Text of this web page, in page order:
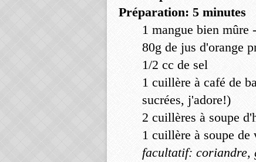
Préparation: 5 minutes
1 mangue bien mûre
80g de jus d'orange
1/2 cc de sel
1 cuillère à café de
sucrées, j'adore!)
2 cuillères à soupe
1 cuillère à soupe de
facultatif: coriandre,